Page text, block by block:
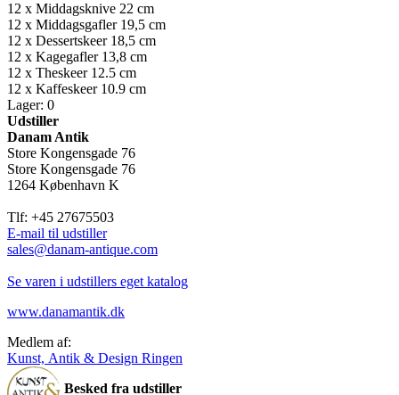
12 x Middagsknive 22 cm
12 x Middagsgafler 19,5 cm
12 x Dessertskeer 18,5 cm
12 x Kagegafler 13,8 cm
12 x Theskeer 12.5 cm
12 x Kaffeskeer 10.9 cm
Lager: 0
Udstiller
Danam Antik
Store Kongensgade 76
Store Kongensgade 76
1264 København K
Tlf: +45 27675503
E-mail til udstiller
sales@danam-antique.com
Se varen i udstillers eget katalog
www.danamantik.dk
Medlem af:
Kunst, Antik & Design Ringen
Besked fra udstiller